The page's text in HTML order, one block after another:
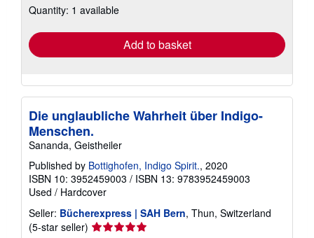
shipping
Quantity: 1 available
Add to basket
Die unglaubliche Wahrheit über Indigo-
Menschen.
Sananda, Geistheiler
Published by Bottighofen, Indigo Spirit., 2020
ISBN 10: 3952459003 / ISBN 13: 9783952459003
Used / Hardcover
Seller: Bücherexpress | SAH Bern, Thun, Switzerland
(5-star seller) Seller